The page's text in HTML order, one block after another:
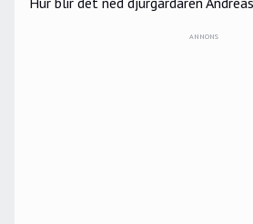
ANNONS